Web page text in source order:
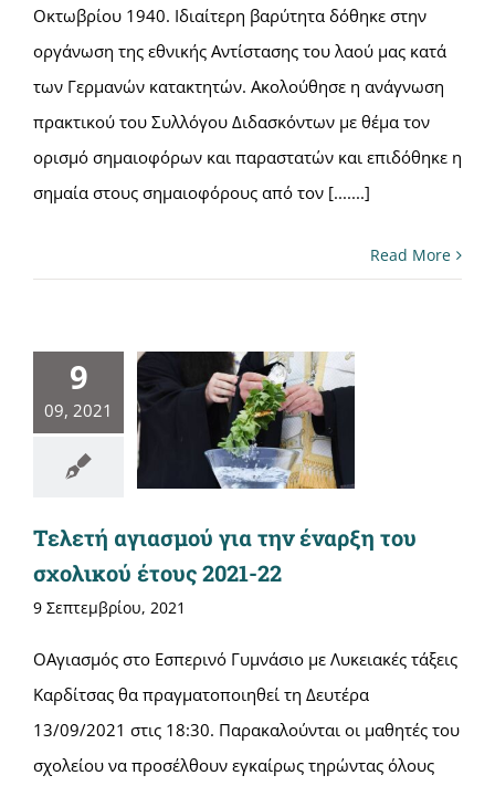
Οκτωβρίου 1940. Ιδιαίτερη βαρύτητα δόθηκε στην
οργάνωση της εθνικής Αντίστασης του λαού μας κατά
των Γερμανών κατακτητών. Ακολούθησε η ανάγνωση
πρακτικού του Συλλόγου Διδασκόντων με θέμα τον
ορισμό σημαιοφόρων και παραστατών και επιδόθηκε η
σημαία στους σημαιοφόρους από τον [.......]
Read More
9
09, 2021
Τελετή αγιασμού για την έναρξη του
σχολικού έτους 2021-22
9 Σεπτεμβρίου, 2021
ΟΑγιασμός στο Εσπερινό Γυμνάσιο με Λυκειακές τάξεις
Καρδίτσας θα πραγματοποιηθεί τη Δευτέρα
13/09/2021 στις 18:30. Παρακαλούνται οι μαθητές του
σχολείου να προσέλθουν εγκαίρως τηρώντας όλους